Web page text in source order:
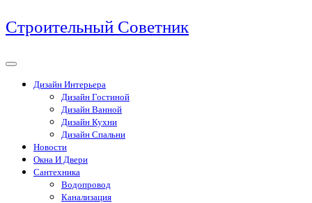
Перейти
к
Строительный Советник
Дизайн Интерьера
Дизайн Гостиной
Дизайн Ванной
Дизайн Кухни
Дизайн Спальни
Новости
Окна И Двери
Сантехника
Водопровод
Канализация